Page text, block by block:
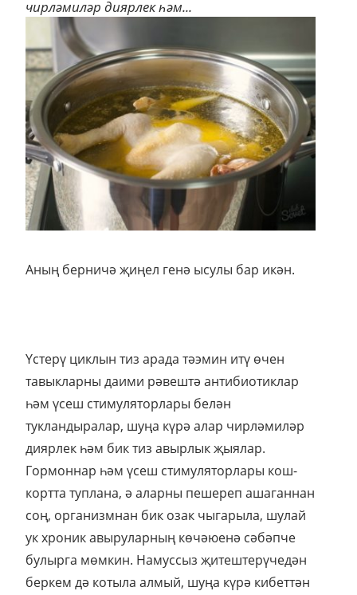
чирләмиләр диярлек һәм...
Аның берничә җиңел генә ысулы бар икән.
Үстерү циклын тиз арада тәэмин итү өчен
тавыкларны даими рәвештә антибиотиклар
һәм үсеш стимуляторлары белән
тукландыралар, шуңа күрә алар чирләмиләр
диярлек һәм бик тиз авырлык җыялар.
Гормоннар һәм үсеш стимуляторлары кош-
кортта туплана, ә аларны пешереп ашаганнан
соң, организмнан бик озак чыгарыла, шулай
ук хроник авыруларның көчәюенә сәбәпче
булырга мөмкин. Намуссыз җитештерүчедән
беркем дә котыла алмый, шуңа күрә кибеттән